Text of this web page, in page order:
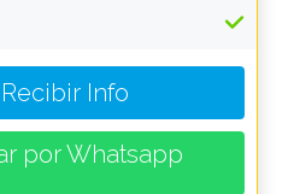
Info
por Whatsapp